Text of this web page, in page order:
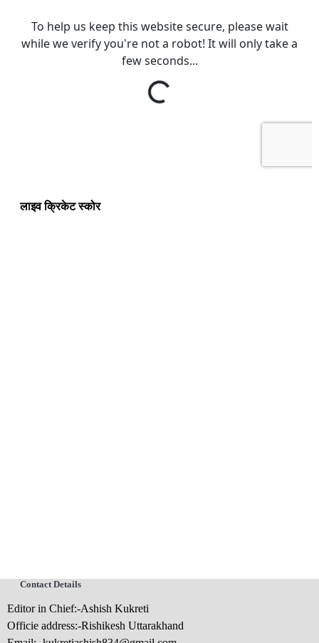
लाइव क्रिकेट स्कोर
Contact Details
Editor in Chief:-Ashish Kukreti
Officie address:-Rishikesh Uttarakhand